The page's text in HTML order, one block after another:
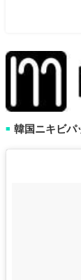
■ 韓国ニキビ